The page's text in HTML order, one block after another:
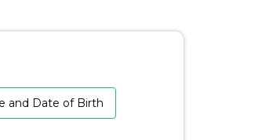
and Date of Birth